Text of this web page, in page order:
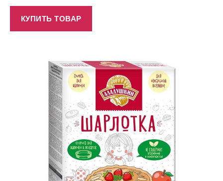
КУПИТЬ ТОВАР